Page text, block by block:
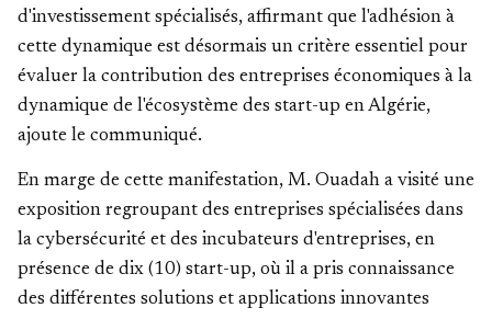
d'investissement spécialisés, affirmant que l'adhésion à
cette dynamique est désormais un critère essentiel pour
évaluer la contribution des entreprises économiques à la
dynamique de l'écosystème des start-up en Algérie,
ajoute le communiqué.
En marge de cette manifestation, M. Ouadah a visité une
exposition regroupant des entreprises spécialisées dans
la cybersécurité et des incubateurs d'entreprises, en
présence de dix (10) start-up, où il a pris connaissance
des différentes solutions et applications innovantes